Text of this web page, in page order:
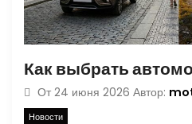
От 24 июня 2026 Автор:
Новости